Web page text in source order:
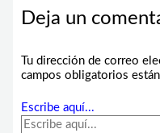
Deja un
Tu dirección de correo
campos obligatorios
Escribe aquí...